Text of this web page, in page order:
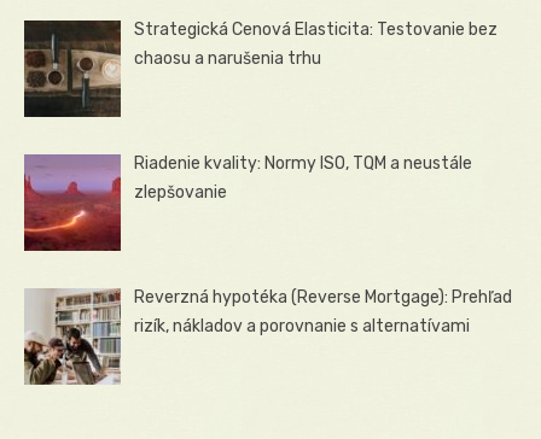
Strategická Cenová Elasticita: Testovanie bez
chaosu a narušenia trhu
Riadenie kvality: Normy ISO, TQM a neustále
zlepšovanie
Reverzná hypotéka (Reverse Mortgage): Prehľad
rizík, nákladov a porovnanie s alternatívami